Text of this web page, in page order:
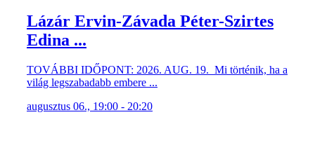
Lázár Ervin-Závada Péter-Szirtes
Edina ...
TOVÁBBI IDŐPONT: 2026. AUG. 19. Mi történik, ha a
világ legszabadabb embere ...
augusztus 06., 19:00 - 20:20